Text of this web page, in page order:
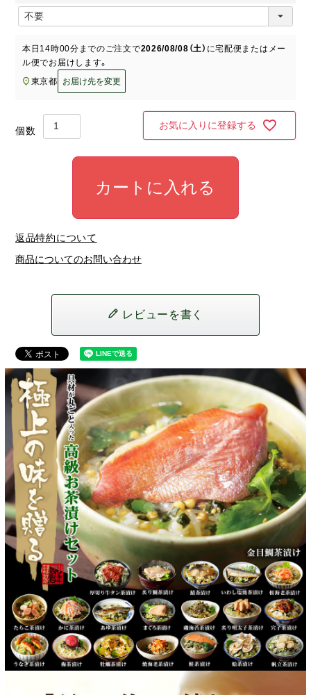
)
必
)
本日 14時00分 までのご注文で2026/08/08（土） に宅配便またはメー
ル便でお届けします。
東京都
お届け先を変更
お気に入りに登録する
カートに入れる
返品特約について
商品についてのお問い合わせ
レビューを書く